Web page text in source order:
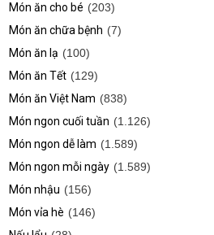
Món ăn cho bé (203)
Món ăn chữa bệnh (7)
Món ăn lạ (100)
Món ăn Tết (129)
Món ăn Việt Nam (838)
Món ngon cuối tuần (1.126)
Món ngon dễ làm (1.589)
Món ngon mỗi ngày (1.589)
Món nhậu (156)
Món vỉa hè (146)